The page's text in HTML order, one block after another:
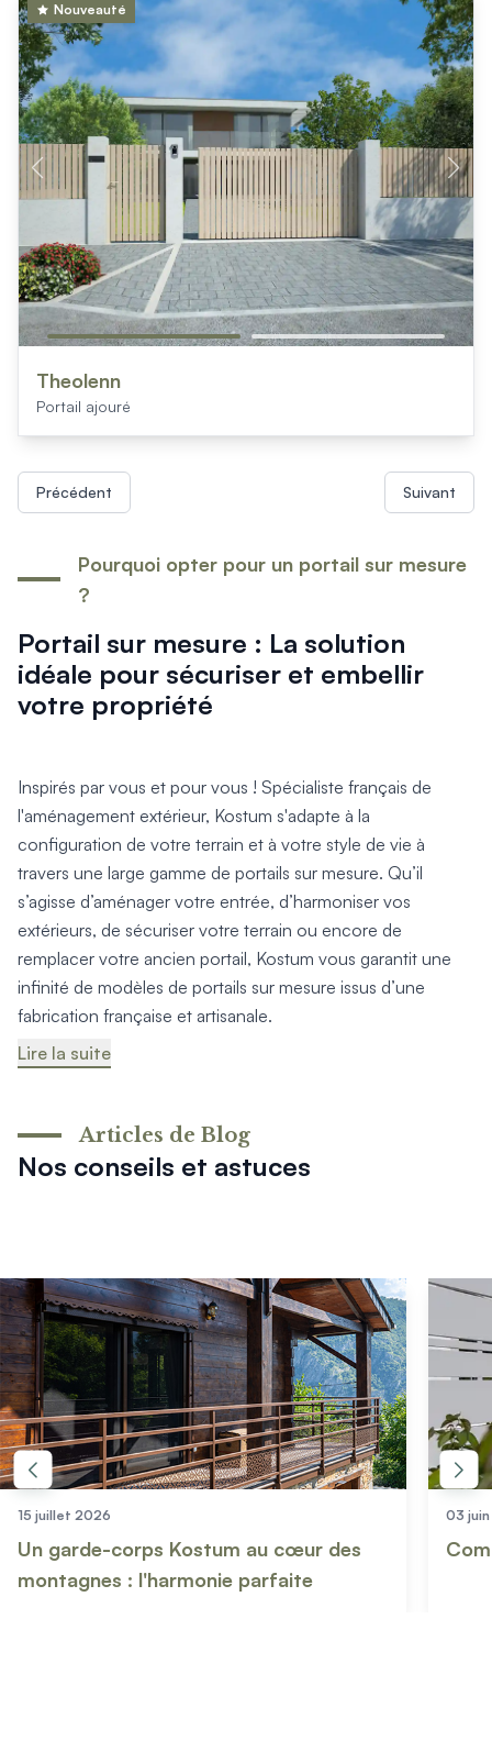
Nouveauté
Theolenn
Portail ajouré
Précédent Suivant
Portail sur mesure : La solution
idéale pour sécuriser et embellir
votre propriété
Pourquoi opter pour un portail sur mesure
?
Inspirés par vous et pour vous ! Spécialiste français de
l'aménagement extérieur, Kostum s'adapte à la
configuration de votre terrain et à votre style de vie à
travers une large gamme de portails sur mesure. Qu’il
s’agisse d’aménager votre entrée, d’harmoniser vos
extérieurs, de sécuriser votre terrain ou encore de
remplacer votre ancien portail, Kostum vous garantit une
infinité de modèles de portails sur mesure issus d’une
fabrication française et artisanale.
Lire la suite
Nos conseils et astuces
Articles de Blog
15 juillet 2026
Un garde-corps Kostum au cœur des
montagnes : l'harmonie parfaite
03